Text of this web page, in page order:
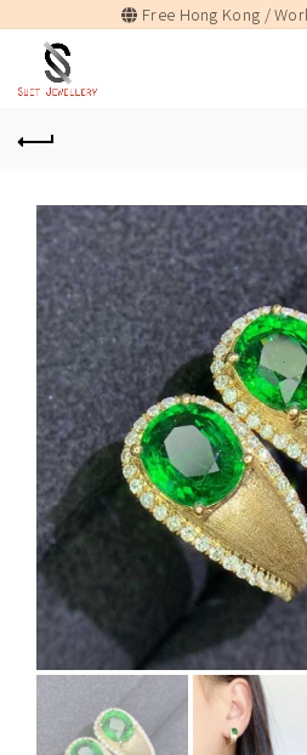
Free Hong Kong /